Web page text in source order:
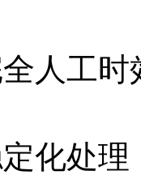
人工时
化处理